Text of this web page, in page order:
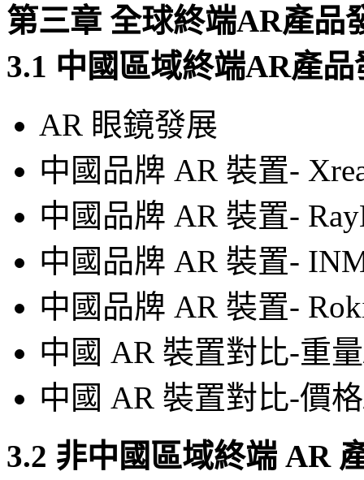
第三章 全球終端AR產品
3.1 中國區域終端AR產
AR 眼鏡發展
中國品牌 AR 裝置-
中國品牌 AR 裝置-
中國品牌 AR 裝置-
中國品牌 AR 裝置-
中國 AR 裝置對比-重
中國 AR 裝置對比-價
3.2 非中國區域終端 AR